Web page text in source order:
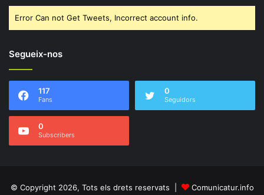
Error Can not Get Tweets, Incorrect account info.
Segueix-nos
117
Fans
0
Seguidors
0
Subscribers
© Copyright 2026, Tots els drets reservats | Comunicatur.info